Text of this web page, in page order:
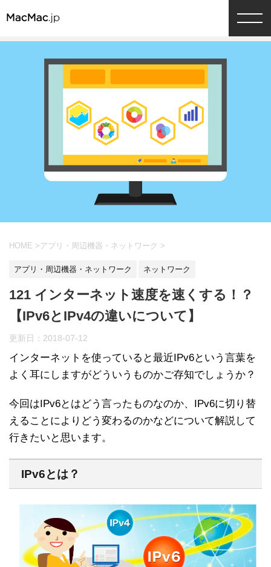
HOME >アプリ・周辺機器・ネットワーク >
アプリ・周辺機器・ネットワーク ネットワーク
121 インターネット速度を速くする！？
【IPv6とIPv4の違いについて】
更新日： 2018-07-12
インターネットを使っていると最近IPv6という言葉を
よく耳にしますがどういうものかご存知でしょうか？
今回はIPv6とはどう言ったものなのか、IPv6に切り替
えることによりどう変わるのかなどについて解説して
行きたいと思います。
IPv6とは？